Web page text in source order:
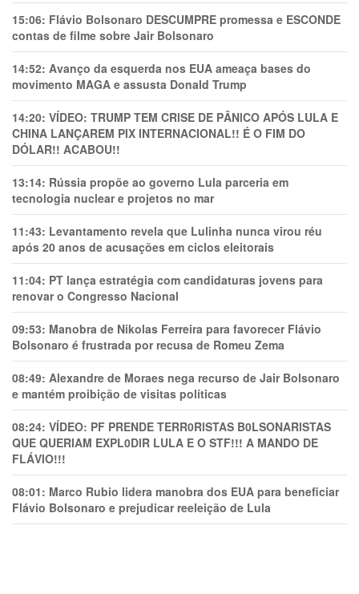
15:06: Flávio Bolsonaro DESCUMPRE promessa e ESCONDE
contas de filme sobre Jair Bolsonaro
14:52: Avanço da esquerda nos EUA ameaça bases do
movimento MAGA e assusta Donald Trump
14:20: VÍDEO: TRUMP TEM CRlSE DE PÂNlCO APÓS LULA E
CHINA LANÇAREM PIX INTERNACIONAL!! É O FIM DO
DÓLAR!! ACABOU!!
13:14: Rússia propõe ao governo Lula parceria em
tecnologia nuclear e projetos no mar
11:43: Levantamento revela que Lulinha nunca virou réu
após 20 anos de acusações em ciclos eleitorais
11:04: PT lança estratégia com candidaturas jovens para
renovar o Congresso Nacional
09:53: Manobra de Nikolas Ferreira para favorecer Flávio
Bolsonaro é frustrada por recusa de Romeu Zema
08:49: Alexandre de Moraes nega recurso de Jair Bolsonaro
e mantém proibição de visitas políticas
08:24: VÍDEO: PF PRENDE TERR0RlSTAS B0LSONARlSTAS
QUE QUERIAM EXPL0DlR LULA E O STF!!! A MANDO DE
FLÁVIO!!!
08:01: Marco Rubio lidera manobra dos EUA para beneficiar
Flávio Bolsonaro e prejudicar reeleição de Lula